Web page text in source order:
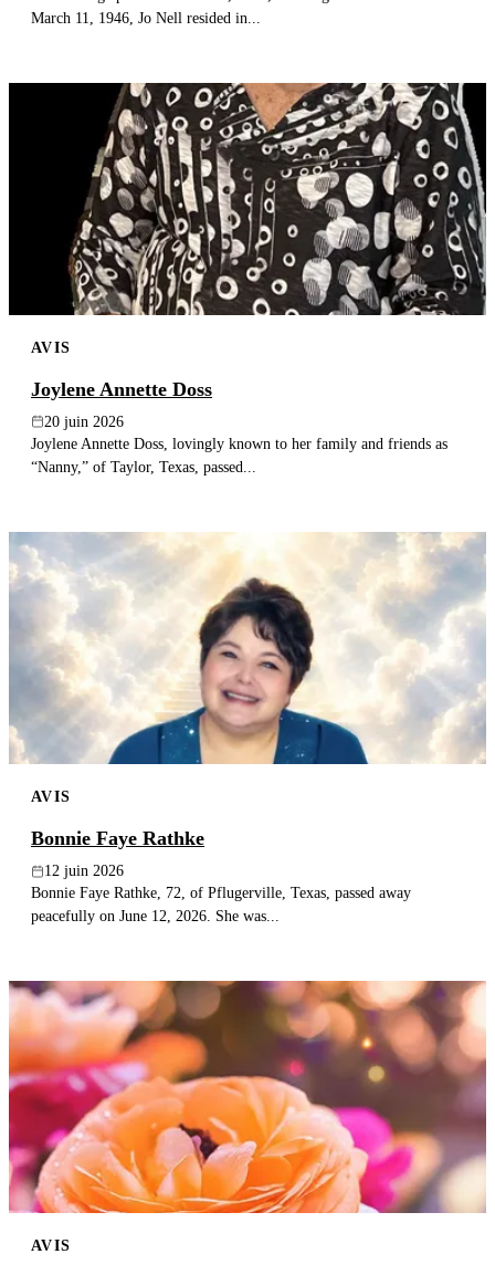
March 11, 1946, Jo Nell resided in...
AVIS
Joylene Annette Doss
20 juin 2026
Joylene Annette Doss, lovingly known to her family and friends as
“Nanny,” of Taylor, Texas, passed...
AVIS
Bonnie Faye Rathke
12 juin 2026
Bonnie Faye Rathke, 72, of Pflugerville, Texas, passed away
peacefully on June 12, 2026. She was...
AVIS